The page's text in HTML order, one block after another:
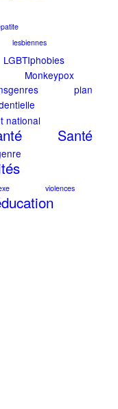
lesbiennes
LGBTIphobies
Monkeypox
plan
national
Santé
violences